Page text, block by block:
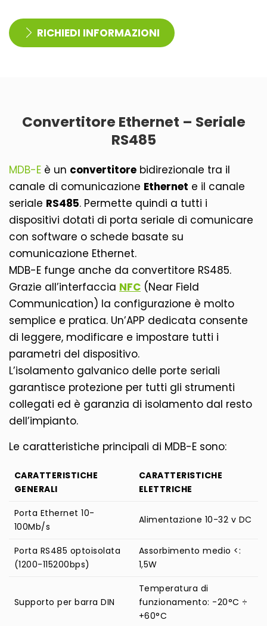
RICHIEDI INFORMAZIONI
Convertitore Ethernet – Seriale
RS485
MDB-E è un convertitore bidirezionale tra il
canale di comunicazione Ethernet e il canale
seriale RS485. Permette quindi a tutti i
dispositivi dotati di porta seriale di comunicare
con software o schede basate su
comunicazione Ethernet.
MDB-E funge anche da convertitore RS485.
Grazie all’interfaccia NFC (Near Field
Communication) la configurazione è molto
semplice e pratica. Un’APP dedicata consente
di leggere, modificare e impostare tutti i
parametri del dispositivo.
L’isolamento galvanico delle porte seriali
garantisce protezione per tutti gli strumenti
collegati ed è garanzia di isolamento dal resto
dell’impianto.
Le caratteristiche principali di MDB-E sono:
CARATTERISTICHE
GENERALI
CARATTERISTICHE
ELETTRICHE
Porta Ethernet 10-
100Mb/s
Alimentazione 10-32 v DC
Porta RS485 optoisolata
(1200-115200bps)
Assorbimento medio <:
1,5W
Supporto per barra DIN
Temperatura di
funzionamento: -20°C ÷
+60°C